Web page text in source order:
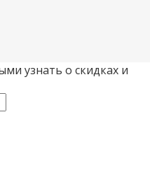
узнать о скидках и